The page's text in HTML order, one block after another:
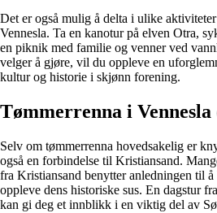
Det er også mulig å delta i ulike
Vennesla. Ta en kanotur på elven Otra,
en piknik med familie og venner ved
velger å gjøre, vil du oppleve en
kultur og historie i skjønn forening.
Tømmerrenna i
Selv om tømmerrenna hovedsakelig er
også en forbindelse til Kristiansand.
fra Kristiansand benytter anledningen til å
oppleve dens historiske sus. En dagstur
kan gi deg et innblikk i en viktig del av